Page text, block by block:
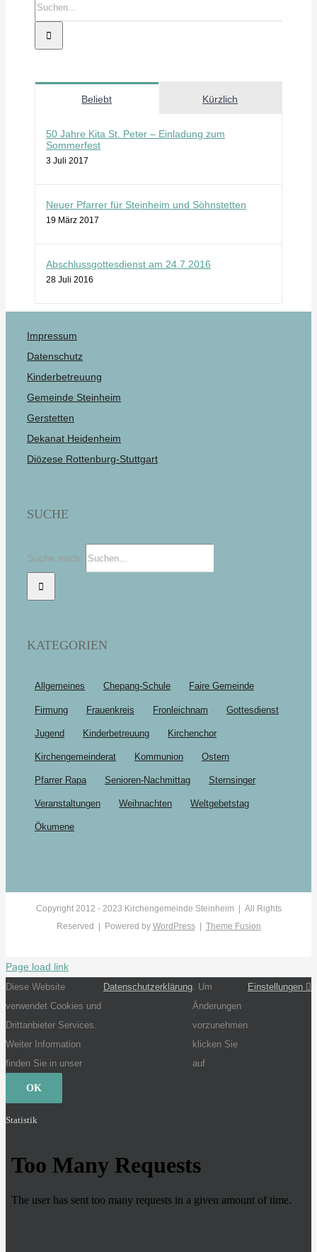
Beliebt Kürzlich
50 Jahre Kita St. Peter – Einladung zum
Sommerfest
3 Juli 2017
Neuer Pfarrer für Steinheim und Söhnstetten
19 März 2017
Abschlussgottesdienst am 24.7.2016
28 Juli 2016
Impressum
Datenschutz
Kinderbetreuung
Gemeinde Steinheim
Gerstetten
Dekanat Heidenheim
Diözese Rottenburg-Stuttgart
SUCHE
Suche nach:
KATEGORIEN
Allgemeines Chepang-Schule Faire Gemeinde
Firmung Frauenkreis Fronleichnam Gottesdienst
Jugend Kinderbetreuung Kirchenchor
Kirchengemeinderat Kommunion Ostern
Pfarrer Rapa Senioren-Nachmittag Sternsinger
Veranstaltungen Weihnachten Weltgebetstag
Ökumene
Copyright 2012 - 2023 Kirchengemeinde Steinheim | All Rights
Reserved | Powered by WordPress| Theme Fusion
Page load link
Diese Website
verwendet Cookies und
Drittanbieter Services.
Weiter Information
finden Sie in unser
Datenschutzerklärung . Um
Änderungen
vorzunehmen
klicken Sie
auf
Einstellungen
OK
Statistik